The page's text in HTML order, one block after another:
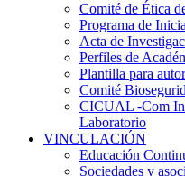
Comité de Ética
Programa de
Acta de
Perfiles de
Plantilla para
Comité
CICUAL -Com
Laboratorio
VINCULACIÓN
Educación
Sociedades y